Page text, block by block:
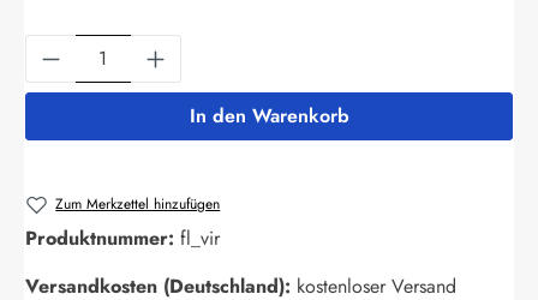
Produkt Anzahl: Gib den gewünschten
In den Warenkorb
Zum Merkzettel hinzufügen
Produktnummer: fl_vir
Versandkosten (Deutschland): kostenloser Versand